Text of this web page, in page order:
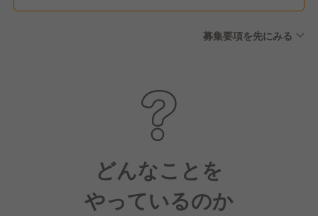
募集要項を先にみる
どんなことを
やっているのか